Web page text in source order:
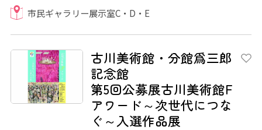
市民ギャラリー展示室C・D・E
古川美術館・分館爲三郎
記念館
第5回公募展古川美術館F
アワード～次世代につな
ぐ～入選作品展